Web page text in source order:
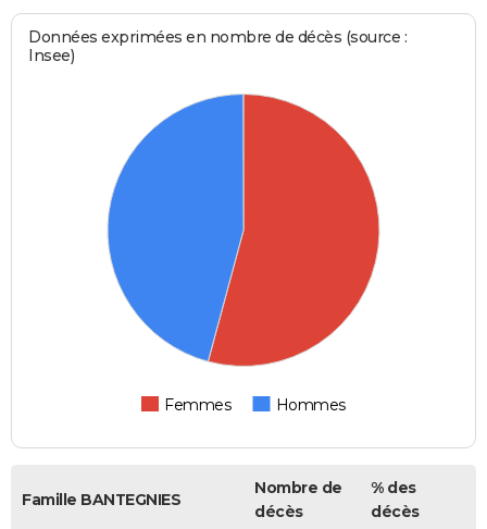
Données exprimées en nombre de décès (source :
Insee)
Femmes Hommes
Famille BANTEGNIES
Nombre de
décès
% des
décès